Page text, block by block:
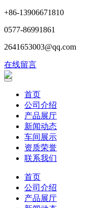
+86-13906671810
0577-86991861
2641653003@qq.com
在线留言
首页
公司介绍
产品展厅
新闻动态
车间展示
资质荣誉
联系我们
首页
公司介绍
产品展厅